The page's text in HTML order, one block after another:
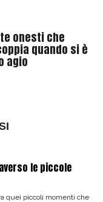
onesti che
quando si è
agio
le piccole
quei piccoli momenti che